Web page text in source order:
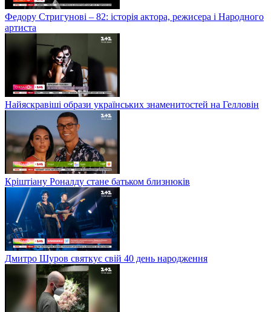
Федору Стригунові – 82: історія актора, режисера і Народного
артиста
Найяскравіші образи українських знаменитостей на Гелловін
Кріштіану Роналду стане батьком близнюків
Дмитро Шуров святкує свій 40 день народження